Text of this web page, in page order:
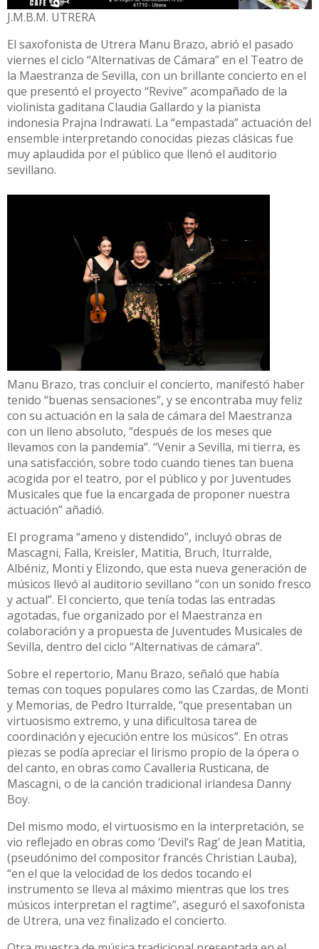
J.M.B.M. UTRERA
El saxofonista de Utrera Manu Brazo, abrió el pasado
viernes el ciclo “Alternativas de Cámara” en el Teatro de
la Maestranza de Sevilla, con un brillante concierto en el
que presentó el proyecto “Revive” acompañado de la
violinista gaditana Claudia Gallardo y la pianista
indonesia Prajna Indrawati. La “empastada” actuación del
ensemble interpretando conocidas piezas clásicas fue
muy aplaudida por el público que llenó el auditorio
sevillano.
Manu Brazo, tras concluir el concierto, manifestó haber
tenido “buenas sensaciones”, y se encontraba muy feliz
con su actuación en la sala de cámara del Maestranza
con un lleno absoluto, “después de los meses que
llevamos con la pandemia”. “Venir a Sevilla, mi tierra, es
una satisfacción, sobre todo cuando tienes tan buena
acogida por el teatro, por el público y por Juventudes
Musicales que fue la encargada de proponer nuestra
actuación” añadió.
El programa “ameno y distendido”, incluyó obras de
Mascagni, Falla, Kreisler, Matitia, Bruch, Iturralde,
Albéniz, Monti y Elizondo, que esta nueva generación de
músicos llevó al auditorio sevillano “con un sonido fresco
y actual”. El concierto, que tenía todas las entradas
agotadas, fue organizado por el Maestranza en
colaboración y a propuesta de Juventudes Musicales de
Sevilla, dentro del ciclo “Alternativas de cámara”.
Sobre el repertorio, Manu Brazo, señaló que había
temas con toques populares como las Czardas, de Monti
y Memorias, de Pedro Iturralde, “que presentaban un
virtuosismo extremo, y una dificultosa tarea de
coordinación y ejecución entre los músicos”. En otras
piezas se podía apreciar el lirismo propio de la ópera o
del canto, en obras como Cavalleria Rusticana, de
Mascagni, o de la canción tradicional irlandesa Danny
Boy.
Del mismo modo, el virtuosismo en la interpretación, se
vio reflejado en obras como ‘Devil’s Rag’ de Jean Matitia,
(pseudónimo del compositor francés Christian Lauba),
“en el que la velocidad de los dedos tocando el
instrumento se lleva al máximo mientras que los tres
músicos interpretan el ragtime”, aseguró el saxofonista
de Utrera, una vez finalizado el concierto.